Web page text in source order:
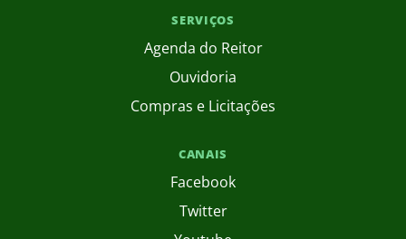
SERVIÇOS
Agenda do Reitor
Ouvidoria
Compras e Licitações
CANAIS
Facebook
Twitter